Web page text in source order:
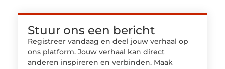
Stuur ons een bericht
Registreer vandaag en deel jouw verhaal op
ons platform. Jouw verhaal kan direct
anderen inspireren en verbinden. Maak